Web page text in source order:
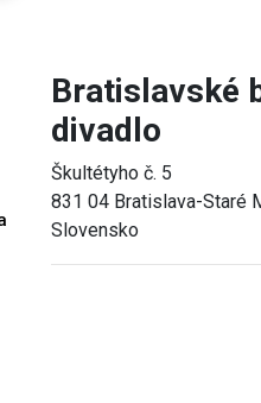
Bratislavské
divadlo
Škultétyho č. 5
831 04 Bratislava-Staré
Slovensko